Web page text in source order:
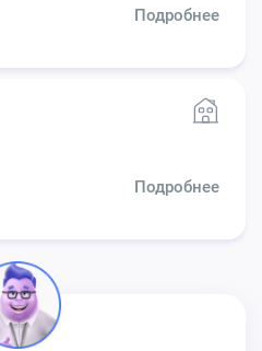
Подробнее
Подробнее